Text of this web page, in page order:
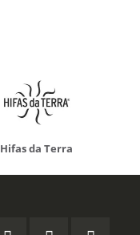
Hifas da Terra